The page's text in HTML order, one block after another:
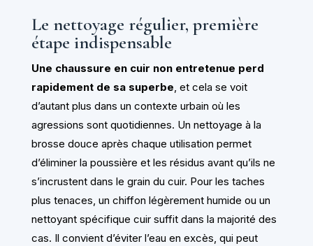
Le nettoyage régulier, première
étape indispensable
Une chaussure en cuir non entretenue perd
rapidement de sa superbe, et cela se voit
d’autant plus dans un contexte urbain où les
agressions sont quotidiennes. Un nettoyage à la
brosse douce après chaque utilisation permet
d’éliminer la poussière et les résidus avant qu’ils ne
s’incrustent dans le grain du cuir. Pour les taches
plus tenaces, un chiffon légèrement humide ou un
nettoyant spécifique cuir suffit dans la majorité des
cas. Il convient d’éviter l’eau en excès, qui peut